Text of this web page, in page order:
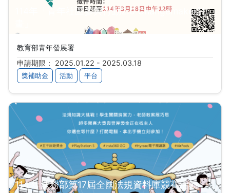
114年「青年社區參與行動2.0 Changemaker計
教育部青年發展署
申請期限： 2025.01.22 - 2025.03.18
獎補助金 活動 平台
114 年法務部第17屆全國法規資料庫競賽活動